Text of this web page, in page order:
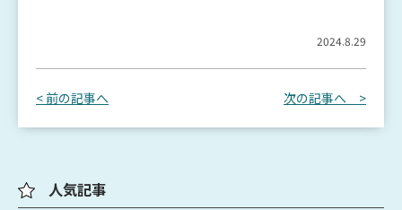
2024.8.29
< 前の記事へ 次の記事へ >
人気記事